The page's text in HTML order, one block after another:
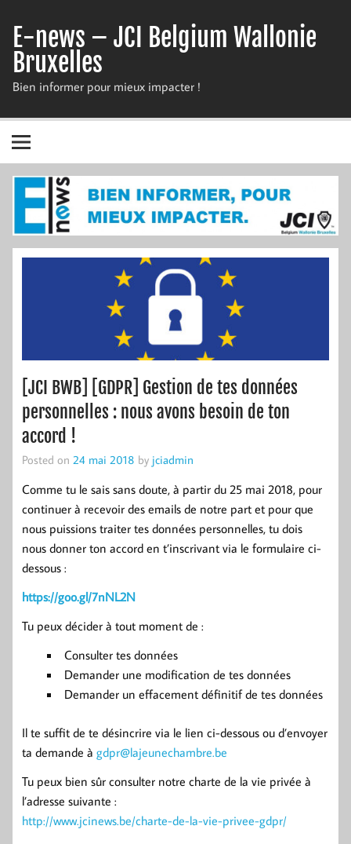
content
E-news – JCI Belgium Wallonie
Bruxelles
Bien informer pour mieux impacter !
[JCI BWB] [GDPR] Gestion de tes données
personnelles : nous avons besoin de ton
accord !
Posted on 24 mai 2018 by jciadmin
Comme tu le sais sans doute, à partir du 25 mai 2018, pour
continuer à recevoir des emails de notre part et pour que
nous puissions traiter tes données personnelles, tu dois
nous donner ton accord en t’inscrivant via le formulaire ci-
dessous :
https://goo.gl/7nNL2N
Tu peux décider à tout moment de :
Consulter tes données
Demander une modification de tes données
Demander un effacement définitif de tes données
Il te suffit de te désincrire via le lien ci-dessous ou d’envoyer
ta demande à gdpr@lajeunechambre.be
Tu peux bien sûr consulter notre charte de la vie privée à
l’adresse suivante :
http://www.jcinews.be/charte-de-la-vie-privee-gdpr/